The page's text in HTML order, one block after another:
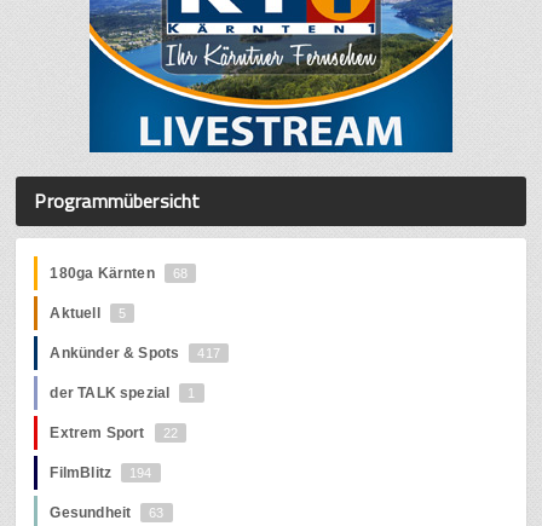
Programmübersicht
180ga Kärnten 68
Aktuell 5
Ankünder & Spots 417
der TALK spezial 1
Extrem Sport 22
FilmBlitz 194
Gesundheit 63